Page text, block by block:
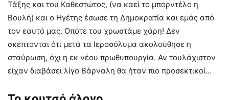
Τάξης και του Καθεστώτος, (να καεί το μπορντέλο η
Βουλή) και ο Ηγέτης έσωσε τη Δημοκρατία και εμάς από
τον εαυτό μας. Οπότε του χρωστάμε χάρη! Δεν
σκέπτονται ότι μετά τα Ιεροσόλυμα ακολούθησε η
σταύρωση, όχι η εκ νέου πρωθυπουργία. Αν τουλάχιστον
είχαν διαβάσει λίγο Βάρναλη θα ήταν πιο προσεκτικοί…